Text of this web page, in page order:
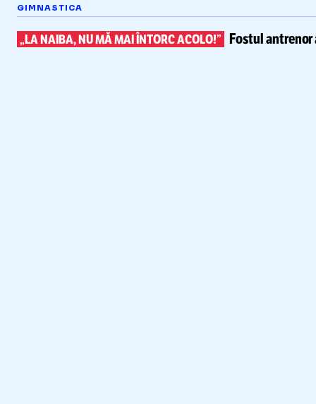
GIMNASTICA
„LA NAIBA, NU MĂ MAI ÎNTORC ACOLO!” Fostul